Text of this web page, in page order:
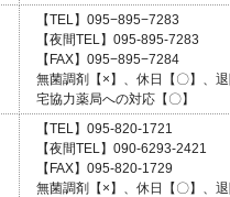
【TEL】095−895−7283
【夜間TEL】095-895-7283
【FAX】095−895−7284
無菌調剤【×】、休日【〇】、
宅協力薬局への対応【〇】
【TEL】095-820-1721
【夜間TEL】090-6293-2421
【FAX】095-820-1729
無菌調剤【×】、休日【〇】、